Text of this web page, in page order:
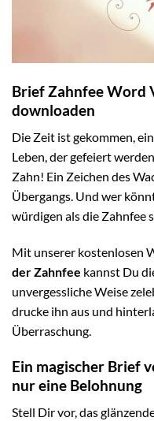
Brief Zahnfee Word
downloaden
Die Zeit ist gekommen,
Leben, der gefeiert
Zahn! Ein Zeichen des
Übergangs. Und wer
würdigen als die Zahnfee
Mit unserer kostenlosen
der Zahnfee kannst Du
unvergessliche Weise
drucke ihn aus und
Überraschung.
Ein magischer Brief
nur eine Belohnung
Stell Dir vor, das